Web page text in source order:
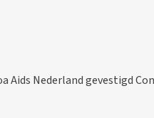
Aids Nederland gevestigd